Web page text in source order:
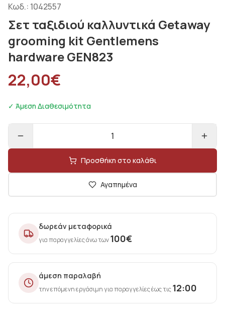
Κωδ.: 1042557
Σετ ταξιδιού καλλυντικά Getaway
grooming kit Gentlemens
hardware GEN823
22,00€
✓ Άμεση Διαθεσιμότητα
1
Προσθήκη στο καλάθι
Αγαπημένα
δωρεάν μεταφορικά
για παραγγελίες άνω των100€
άμεση παραλαβή
την επόμενη εργάσιμη για παραγγελίες έως τις12:00